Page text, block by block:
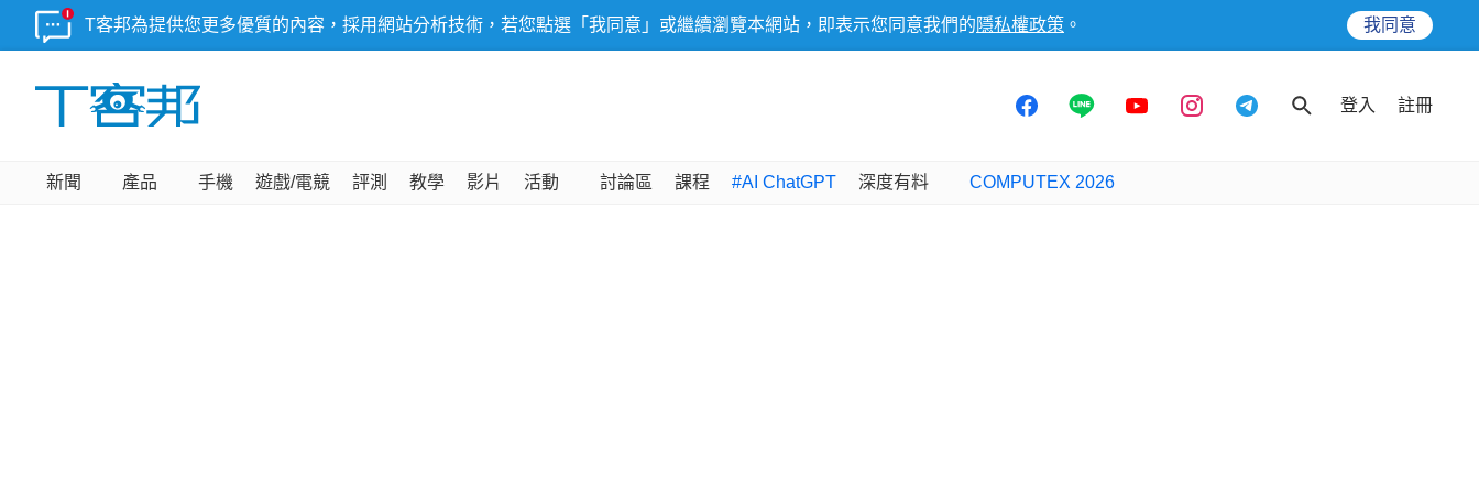
T客邦為提供您更多優質的內容，採用網站分析技術，若您點選「我同意」或繼續瀏覽本網站，即表示您同意我們的 隱私權政策 。 我同意
登入 註冊
新聞 產品 手機 遊戲/電競 評測 教學 影片 活動 討論區 課程 #AI ChatGPT 深度有料 COMPUTEX 2026